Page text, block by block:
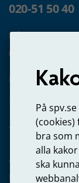
På
(cookies)
bra som
alla
ska
020-51 50 40
Frågor om
020-65 00 65
Kontakta oss
Arbetsgivare
Frågor om